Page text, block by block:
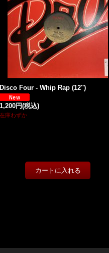
Disco Four - Whip Rap (12'')
1,200円(税込)
在庫わずか